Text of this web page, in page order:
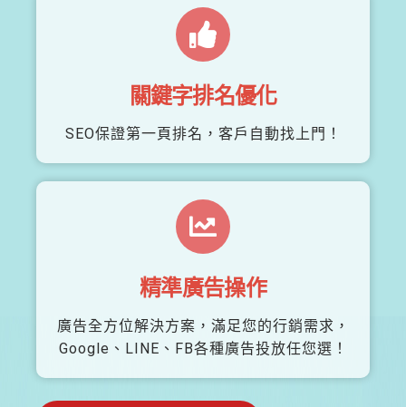
關鍵字排名優化
SEO保證第一頁排名，客戶自動找上門！
精準廣告操作
廣告全方位解決方案，滿足您的行銷需求，
Google、LINE、FB各種廣告投放任您選！